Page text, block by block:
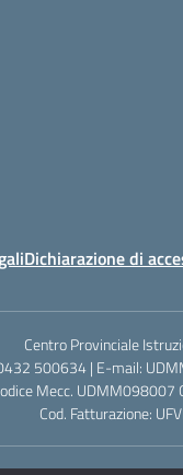
Dichiarazione di
Centro Provinciale
500634 | E-mail:
Mecc.
Cod. Fatturazione: